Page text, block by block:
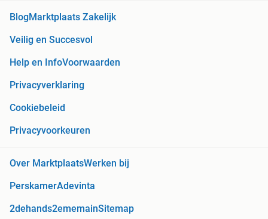
BlogMarktplaats Zakelijk
Veilig en Succesvol
Help en InfoVoorwaarden
Privacyverklaring
Cookiebeleid
Privacyvoorkeuren
Over MarktplaatsWerken bij
PerskamerAdevinta
2dehands2ememainSitemap